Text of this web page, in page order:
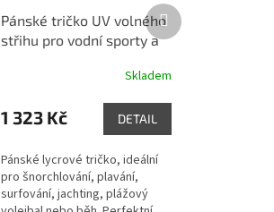
Pánské tričko UV volného
střihu pro vodní sporty a
Skladem
1 323 Kč DETAIL
Pánské lycrové tričko, ideální
pro šnorchlování, plavání,
surfování, jachting, plážový
Další
produkt